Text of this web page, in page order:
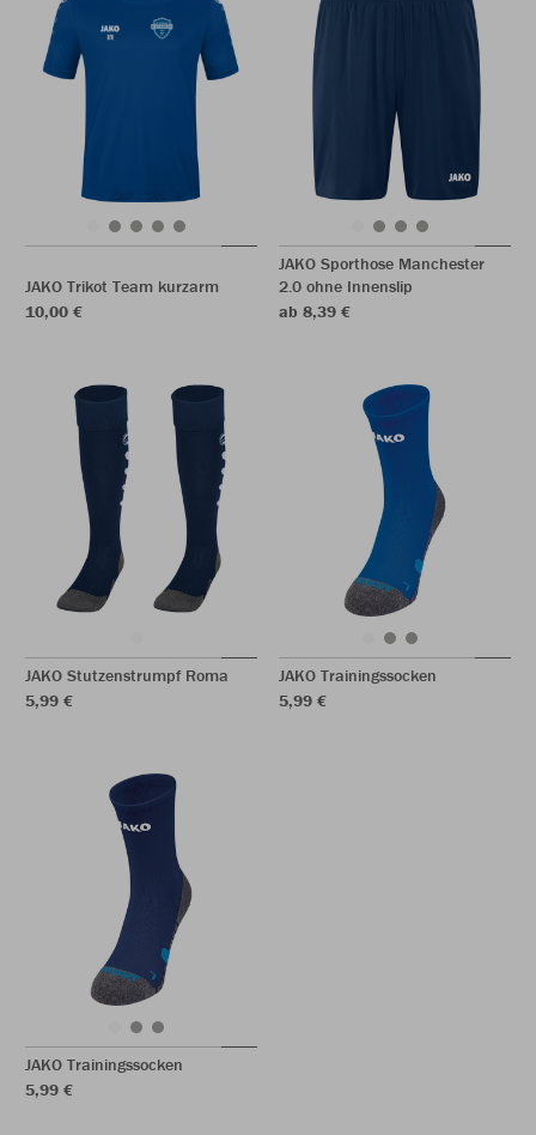
JAKO Trikot Team kurzarm
10,00 €
JAKO Sporthose Manchester
2.0 ohne Innenslip
ab 8,39 €
JAKO Stutzenstrumpf Roma
5,99 €
JAKO Trainingssocken
5,99 €
JAKO Trainingssocken
5,99 €